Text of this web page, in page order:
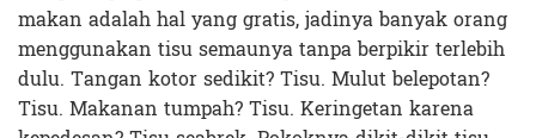
makan adalah hal yang gratis, jadinya banyak orang
menggunakan tisu semaunya tanpa berpikir terlebih
dulu. Tangan kotor sedikit? Tisu. Mulut belepotan?
Tisu. Makanan tumpah? Tisu. Keringetan karena